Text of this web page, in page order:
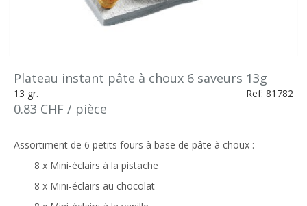
Plateau instant pâte à choux 6 saveurs 13g
13 gr. Ref: 81782
0.83 CHF / pièce
Assortiment de 6 petits fours à base de pâte à choux :
8 x Mini-éclairs à la pistache
8 x Mini-éclairs au chocolat